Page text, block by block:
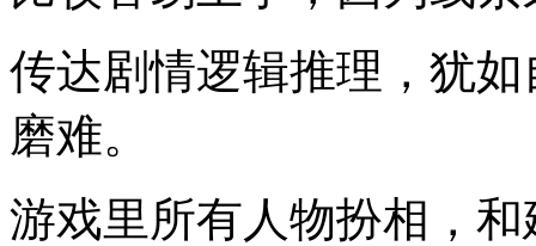
传达剧情逻辑推理，犹
磨难。
游戏里所有人物扮相，